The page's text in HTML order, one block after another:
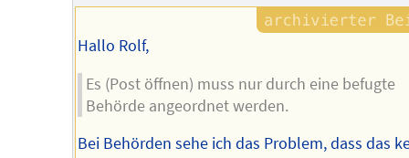
Hallo Rolf,
Es (Post öffnen) muss nur durch eine befugte
Behörde angeordnet werden.
Bei Behörden sehe ich das Problem, dass das